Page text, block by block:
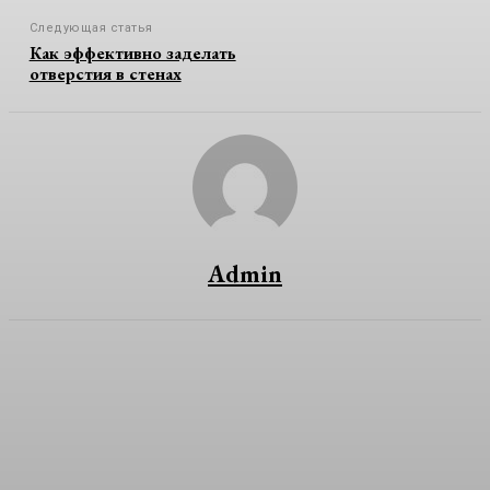
Следующая статья
Как эффективно заделать
отверстия в стенах
Admin